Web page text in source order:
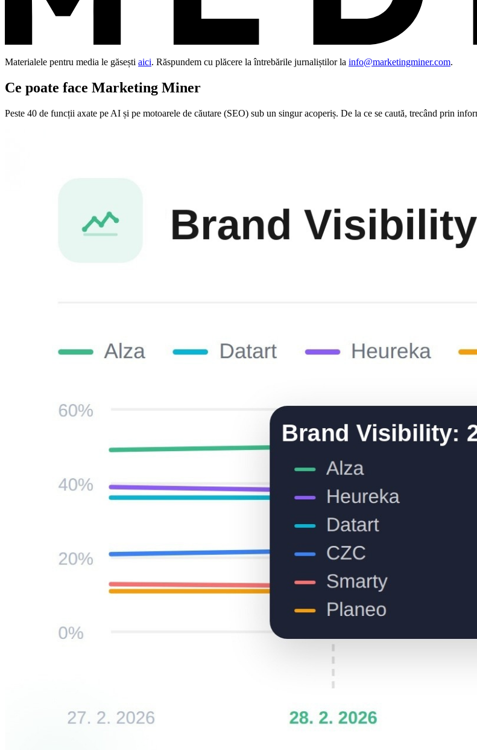
Materialele pentru media le găsești aici. Răspundem cu plăcere la întrebările jurnaliștilor la info@marketingminer.com.
Ce poate face Marketing Miner
Peste 40 de funcții axate pe AI și pe motoarele de căutare (SEO) sub un singur acoperiș. De la ce se caută, trecând prin